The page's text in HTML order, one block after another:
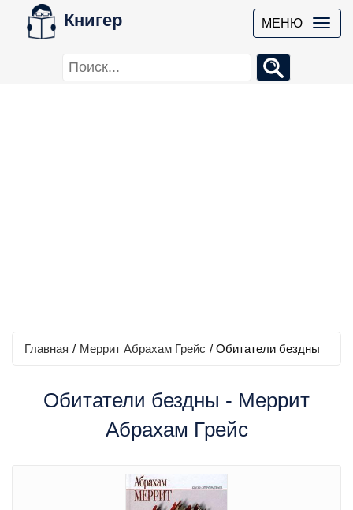
Книгер МЕНЮ
Главная / Меррит Абрахам Грейс / Обитатели бездны
Обитатели бездны - Меррит
Абрахам Грейс